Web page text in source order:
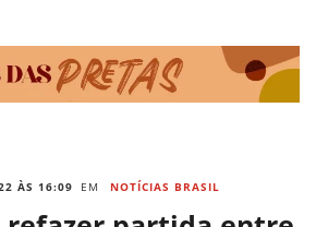
ÀS 16:09 EM NOTÍCIAS BRASIL